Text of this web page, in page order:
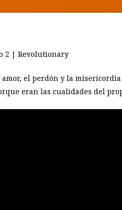
2 | Revolutionary
el perdón y la
eran las cualidades del